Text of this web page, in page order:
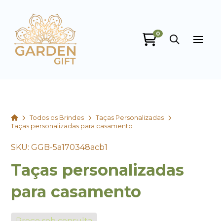
0
HomeTodos os Brindes
Taças Personalizadas
Taças personalizadas para casamento
SKU: GGB-5a170348acb1
Taças personalizadas
para casamento
Garden Gift
online